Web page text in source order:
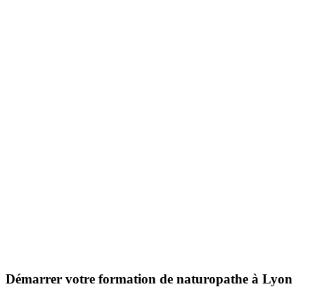
Démarrer votre formation de naturopathe à Lyon